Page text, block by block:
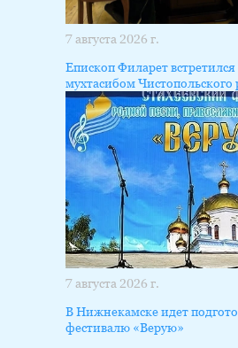
7 августа 2026 г.
Епископ Филарет
мухтасибом Чистопольского
7 августа 2026 г.
В Нижнекамске идет
фестивалю «Верую»